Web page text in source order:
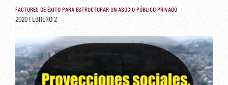
FACTORES DE ÉXITO PARA ESTRUCTURAR UN ASOCIO PÚBLICO PRIVADO
2020-FEBRERO-2